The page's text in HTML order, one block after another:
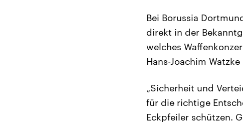
Bei Borussia
direkt in der
welches
Hans-Joachim
„Sicherheit und
für die richtige
Eckpfeiler schützen.